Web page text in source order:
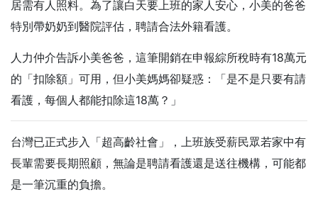
居需有人照料。為了讓白天要上班的家人安心，小美的爸爸
特別帶奶奶到醫院評估，聘請合法外籍看護。
人力仲介告訴小美爸爸，這筆開銷在申報綜所稅時有18萬元
的「扣除額」可用，但小美媽媽卻疑惑：「是不是只要有請
看護，每個人都能扣除這18萬？」
台灣已正式步入「超高齡社會」，上班族受薪民眾若家中有
長輩需要長期照顧，無論是聘請看護還是送往機構，可能都
是一筆沉重的負擔。